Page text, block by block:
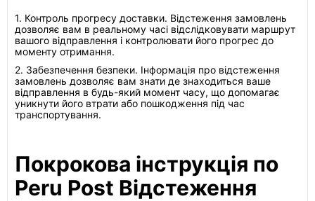
1. Контроль прогресу доставки. Відстеження замовлень
дозволяє вам в реальному часі відслідковувати маршрут
вашого відправлення і контролювати його прогрес до
моменту отримання.
2. Забезпечення безпеки. Інформація про відстеження
замовлень дозволяє вам знати де знаходиться ваше
відправлення в будь-який момент часу, що допомагає
уникнути його втрати або пошкодження під час
транспортування.
Покрокова інструкція по
Peru Post Відстеження